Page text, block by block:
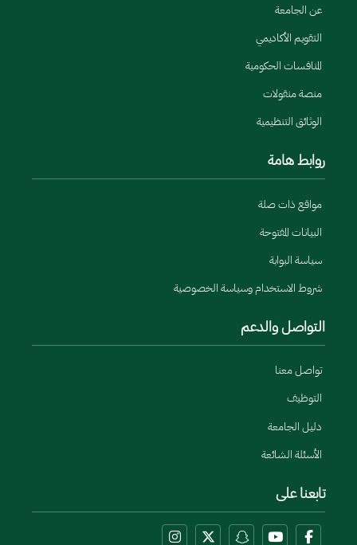
عن الجامعة
التقويم الأكاديمي
المنافسات الحكومية
منصة منقولات
الوثائق التنظيمية
روابط هامة
مواقع ذات صلة
البيانات المفتوحة
سياسة البوابة
شروط الاستخدام وسياسة الخصوصية
التواصل والدعم
تواصل معنا
التوظيف
دليل الجامعة
الأسئلة الشائعة
تابعنا على